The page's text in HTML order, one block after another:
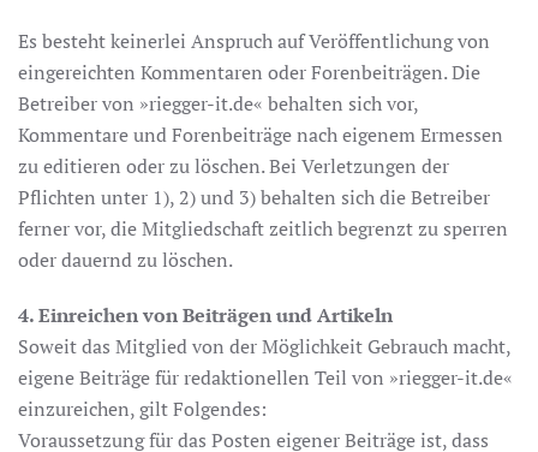
Es besteht keinerlei Anspruch auf Veröffentlichung von
eingereichten Kommentaren oder Forenbeiträgen. Die
Betreiber von »riegger-it.de« behalten sich vor,
Kommentare und Forenbeiträge nach eigenem Ermessen
zu editieren oder zu löschen. Bei Verletzungen der
Pflichten unter 1), 2) und 3) behalten sich die Betreiber
ferner vor, die Mitgliedschaft zeitlich begrenzt zu sperren
oder dauernd zu löschen.
4. Einreichen von Beiträgen und Artikeln
Soweit das Mitglied von der Möglichkeit Gebrauch macht,
eigene Beiträge für redaktionellen Teil von »riegger-it.de«
einzureichen, gilt Folgendes:
Voraussetzung für das Posten eigener Beiträge ist, dass